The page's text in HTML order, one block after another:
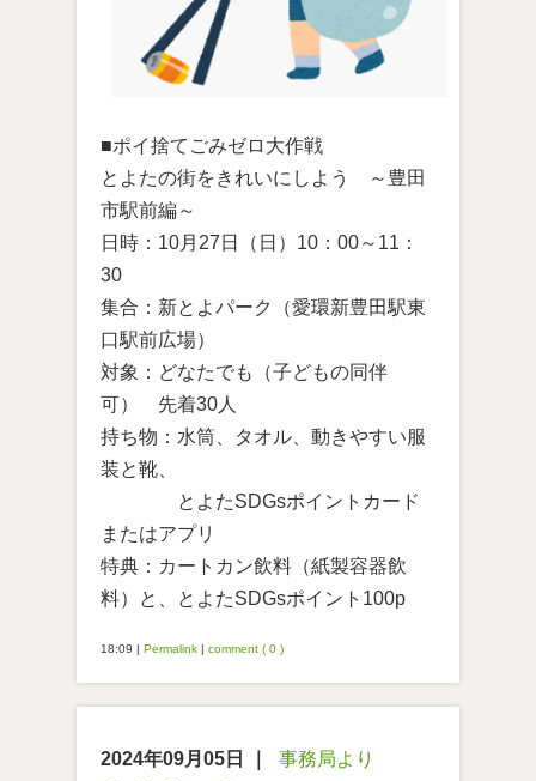
■ポイ捨てごみゼロ大作戦
とよたの街をきれいにしよう ～豊田
市駅前編～
日時：10月27日（日）10：00～11：
30
集合：新とよパーク（愛環新豊田駅東
口駅前広場）
対象：どなたでも（子どもの同伴
可） 先着30人
持ち物：水筒、タオル、動きやすい服
装と靴、
とよたSDGsポイントカード
またはアプリ
特典：カートカン飲料（紙製容器飲
料）と、とよたSDGsポイント100p
18:09 | Permalink | comment ( 0 )
2024年09月05日 事務局より